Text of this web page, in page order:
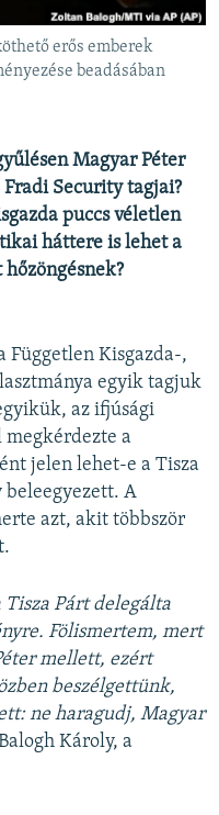
erős emberek
beadásában
Magyar Péter
Fradi Security tagjai?
puccs véletlen
háttere is lehet a
Független Kisgazda-,
egyik tagjuk
az ifjúsági
megkérdezte a
jelen lehet-e a Tisza
beleegyezett. A
azt, akit többször
Tisza Párt delegálta
Fölismertem, mert
mellett, ezért
beszélgettünk,
ne haragudj, Magyar
Károly, a